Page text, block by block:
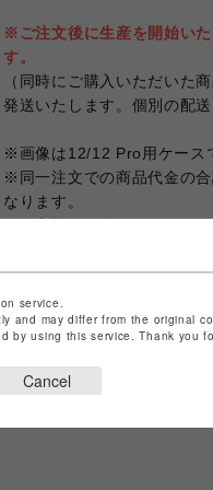
※ご注文後に生産を開始い
す。
（同時にご購入いただいた
発送いたします。個別の配
※画像は12/12 Pro用ケース
※同一注文での商品代金の
なります。
シェアする
service.
and may differ from the original
by using this service. Thank you
Cancel